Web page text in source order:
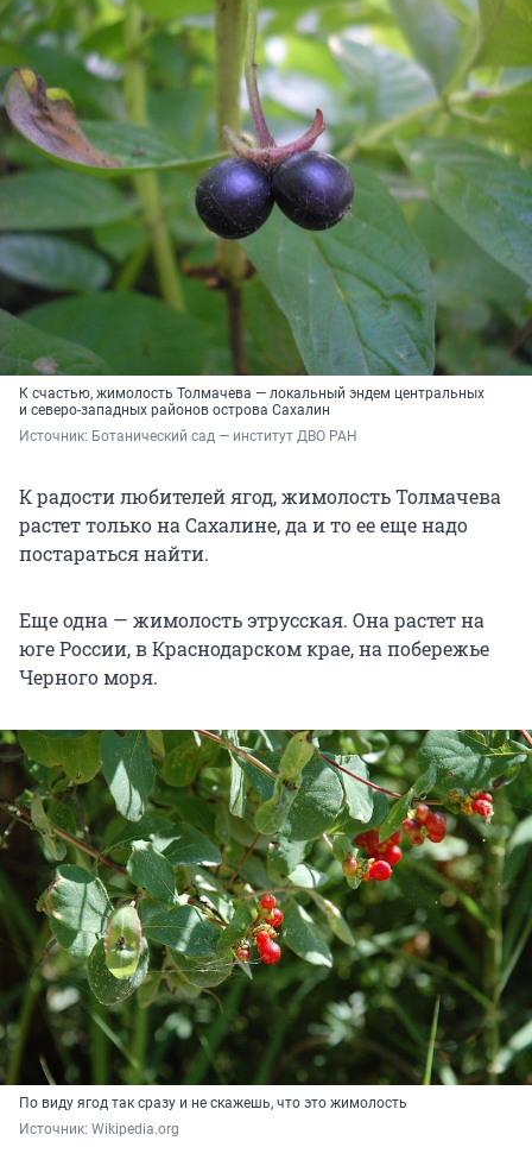
К счастью, жимолость Толмачева — локальный эндем центральных
и северо-западных районов острова Сахалин
Источник: Ботанический сад — институт ДВО РАН
К радости любителей ягод, жимолость Толмачева
растет только на Сахалине, да и то ее еще надо
постараться найти.
Еще одна — жимолость этрусская. Она растет на
юге России, в Краснодарском крае, на побережье
Черного моря.
По виду ягод так сразу и не скажешь, что это жимолость
Источник: Wikipedia.org